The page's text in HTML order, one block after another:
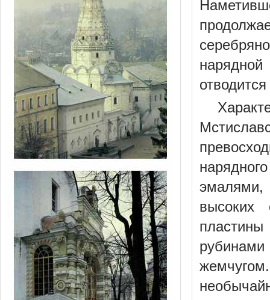
эмалями,
высоких